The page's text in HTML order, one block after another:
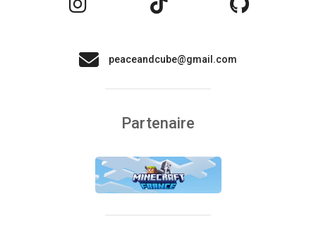
peaceandcube@gmail.com
Partenaire